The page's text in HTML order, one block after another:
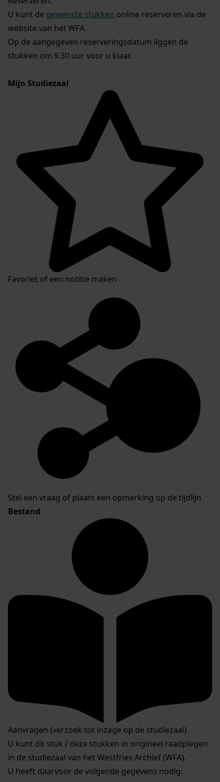
U kunt de gewenste stukken online reserveren via de
website van het WFA.
Op de aangegeven reserveringsdatum liggen de
stukken om 9.30 uur voor u klaar.
Mijn Studiezaal
Favoriet of een notitie maken
Stel een vraag of plaats een opmerking op de tijdlijn
Bestand
Aanvragen (verzoek tot inzage op de studiezaal)
U kunt dit stuk / deze stukken in origineel raadplegen
in de studiezaal van het Westfries Archief (WFA).
U heeft daarvoor de volgende gegevens nodig: